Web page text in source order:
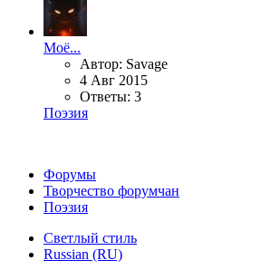
Моё...
Автор: Savage
4 Авг 2015
Ответы: 3
Поэзия
Форумы
Творчество форумчан
Поэзия
Светлый стиль
Russian (RU)